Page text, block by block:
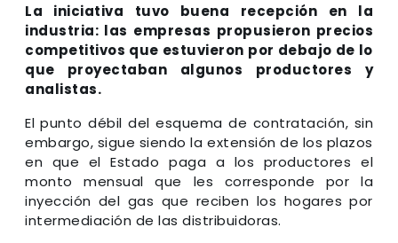
La iniciativa tuvo buena recepción en la
industria: las empresas propusieron precios
competitivos que estuvieron por debajo de lo
que proyectaban algunos productores y
analistas.
El punto débil del esquema de contratación, sin
embargo, sigue siendo la extensión de los plazos
en que el Estado paga a los productores el
monto mensual que les corresponde por la
inyección del gas que reciben los hogares por
intermediación de las distribuidoras.